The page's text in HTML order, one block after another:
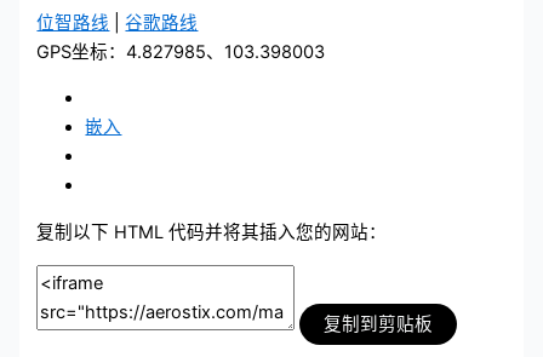
位智路线 |谷歌路线
GPS坐标：4.827985、103.398003
嵌入
复制以下 HTML 代码并将其插入您的网站：
复制到剪贴板